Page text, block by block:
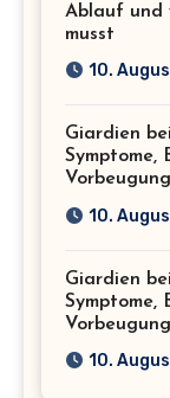
Ablauf und
musst
10.
Giardien
Symptome,
Vorbeugung
10.
Giardien
Symptome,
Vorbeugung
10.